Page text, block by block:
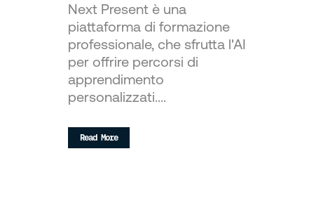
Next Present è una
piattaforma di formazione
professionale, che sfrutta l'AI
per offrire percorsi di
apprendimento
personalizzati....
Read More